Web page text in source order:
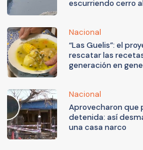
escurriendo cerro
Nacional
“Las Guelis”: el
rescatar las
generación en
Nacional
Aprovecharon que
detenida: así
una casa narco